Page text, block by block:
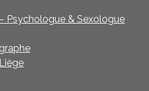
Psychologue & Sexologue